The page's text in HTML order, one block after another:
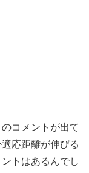
コメントが出て
応距離が伸びる
トはあるんでし